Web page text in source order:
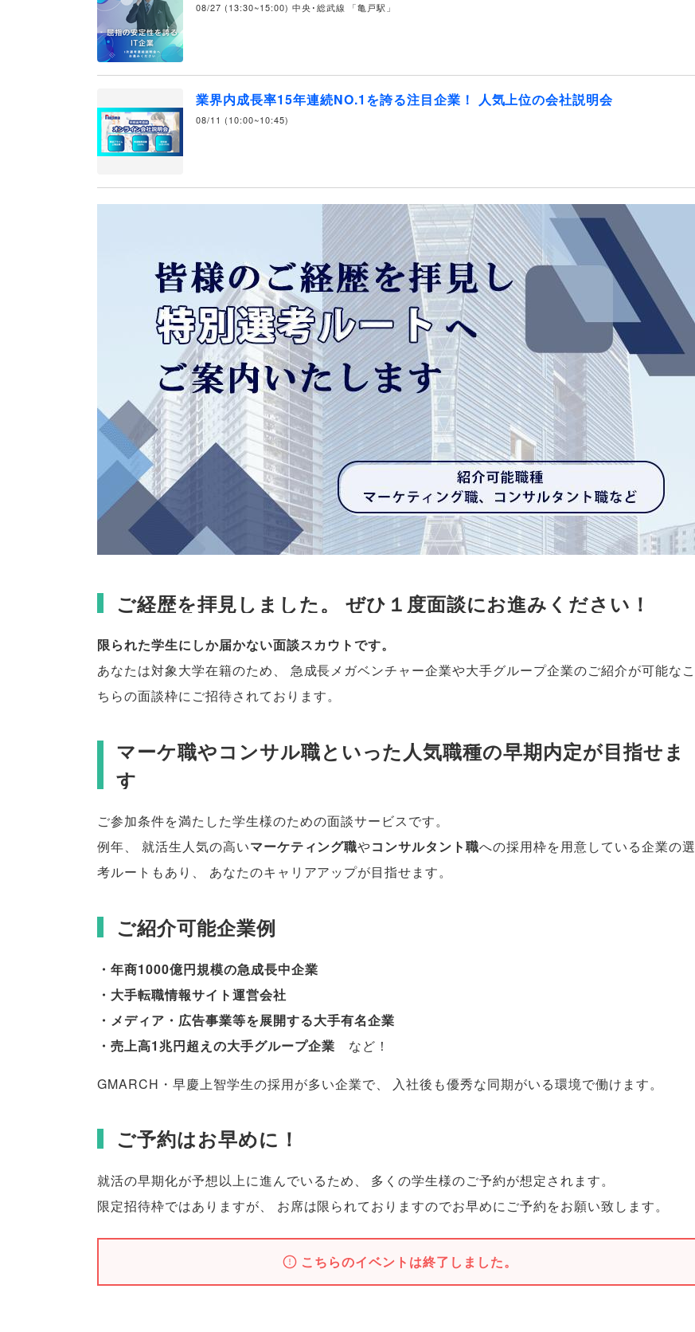
08/27 (13:30~15:00) 中央･総武線 「亀戸駅」
業界内成長率15年連続NO.1を誇る注目企業！ 人気上位の会社説明会
08/11 (10:00~10:45)
ご経歴を拝見しました。 ぜひ１度面談にお進みください！
限られた学生にしか届かない面談スカウトです。
あなたは対象大学在籍のため、
急成長メガベンチャー企業や大手グループ企業のご紹介が可能なこ
ちらの面談枠にご招待されております。
マーケ職やコンサル職といった人気職種の早期内定が目指せま
す
ご参加条件を満たした学生様のための面談サービスです。
例年、 就活生人気の高いマーケティング職やコンサルタント職への採用枠を用意している企業の選
考ルートもあり 、 あなたのキャリアアップが目指せます。
ご紹介可能企業例
・年商1000億円規模の急成長中企業
・大手転職情報サイト運営会社
・メディア・広告事業等を展開する大手有名企業
・売上高1兆円超えの大手グループ企業 など！
GMARCH・早慶上智学生の採用が多い企業で、 入社後も優秀な同期がいる環境で働けます。
ご予約はお早めに！
就活の早期化が予想以上に進んでいるため、 多くの学生様のご予約が想定されます。
限定招待枠ではありますが、 お席は限られておりますのでお早めにご予約をお願い致します。
こちらのイベントは終了しました。